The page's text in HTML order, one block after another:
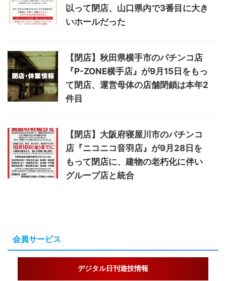
以って閉店、山口県内で3番目に大き
いホールだった
【閉店】秋田県横手市のパチンコ店
『P-ZONE横手店』が9月15日をもっ
て閉店、運営母体の店舗閉鎖は本年2
件目
【閉店】大阪府寝屋川市のパチンコ
店『ニコニコ音羽店』が9月28日を
もって閉店に、建物の老朽化に伴い
グループ店と統合
会員サービス
デジタル日刊遊技情報